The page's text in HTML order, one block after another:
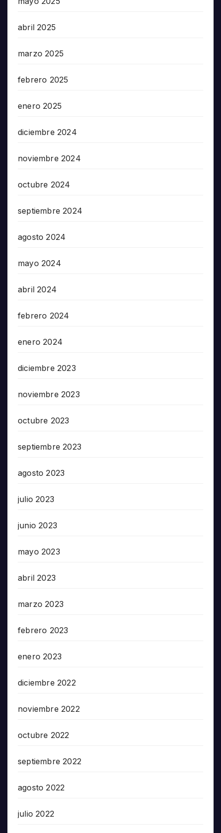
abril 2025
marzo 2025
febrero 2025
enero 2025
diciembre 2024
noviembre 2024
octubre 2024
septiembre 2024
agosto 2024
mayo 2024
abril 2024
febrero 2024
enero 2024
diciembre 2023
noviembre 2023
octubre 2023
septiembre 2023
agosto 2023
julio 2023
junio 2023
mayo 2023
abril 2023
marzo 2023
febrero 2023
enero 2023
diciembre 2022
noviembre 2022
octubre 2022
septiembre 2022
agosto 2022
julio 2022